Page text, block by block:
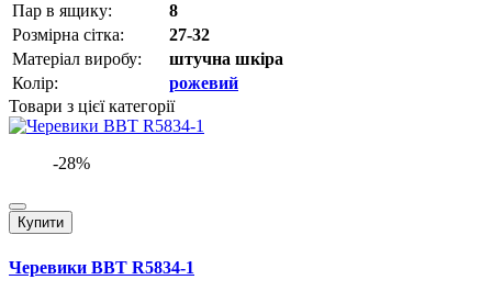
Пар в ящику:
8
Розмірна сітка:
27-32
Матеріал виробу:
штучна шкіра
Колір:
рожевий
Товари з цієї категорії
-28%
Купити
Черевики BBT R5834-1